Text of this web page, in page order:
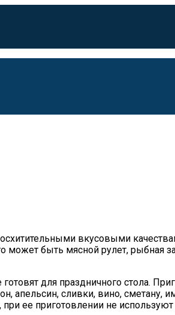
вкусовыми
быть мясной рулет, рыбная
для праздничного стола.
апельсин, сливки, вино, сметану,
ее приготовлении не